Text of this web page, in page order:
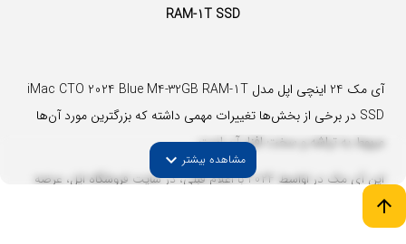
RAM-1T SSD
آی مک 24 اینچی اپل مدل iMac CTO 2024 Blue M4-32GB RAM-1T
SSD در برخی از بخش‌ها تغییرات مهمی داشته که بزرگترین مورد آن‌ها
مربوط به تراشه و سخت افزار آن است.
این آی مک در اواسط 2024 با اعلام قبلی، در سایت فروشگاه اپل، عرضه
شد.
مشاهده بیشترexpand_more
arrow_upward